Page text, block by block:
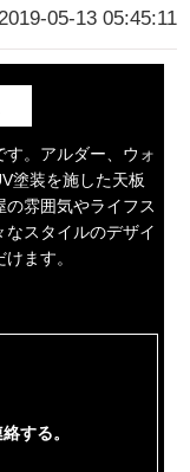
2019-05-13 05:45:11
。アルダー、ウォ
塗装を施した天板
雰囲気やライフス
スタイルのデザイ
ます。
する。